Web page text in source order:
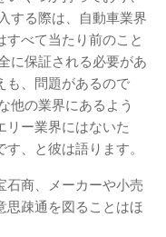
する際は、自動車業界
すべて当たり前のこと
に保証される必要があ
も、問題があるので
他の業界にあるよう
リー業界にはないた
、と彼は語ります。
石商、メーカーや小売
思疎通を図ることはほ